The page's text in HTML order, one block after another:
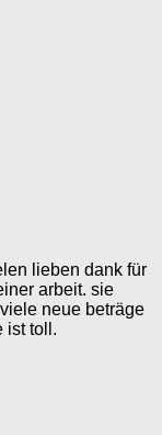
lieben dank für
arbeit. sie
neue beträge
ist toll.